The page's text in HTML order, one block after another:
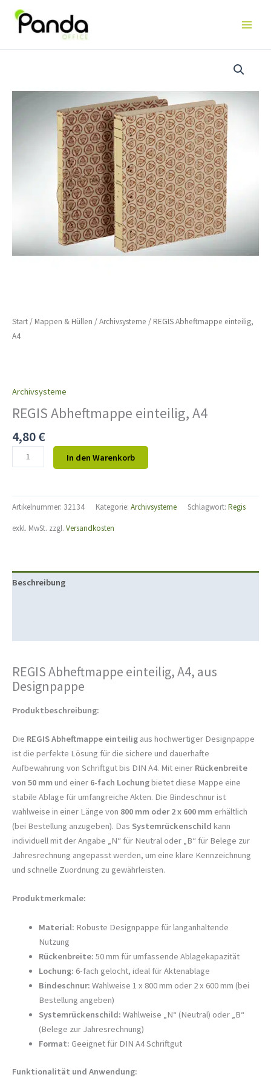
Start / Mappen & Hüllen /Archivsysteme / REGIS Abheftmappe einteilig,
A4
Archivsysteme
REGIS Abheftmappe einteilig, A4
4,80€
In den Warenkorb
Artikelnummer: 32134 Kategorie: Archivsysteme Schlagwort: Regis
exkl. MwSt. zzgl. Versandkosten
Beschreibung
REGIS Abheftmappe einteilig, A4, aus
Designpappe
Produktbeschreibung:
Die REGIS Abheftmappe einteilig aus hochwertiger Designpappe
ist die perfekte Lösung für die sichere und dauerhafte
Aufbewahrung von Schriftgut bis DIN A4. Mit einer Rückenbreite
von 50 mmund einer 6-fach Lochungbietet diese Mappe eine
stabile Ablage für umfangreiche Akten. Die Bindeschnur ist
wahlweise in einer Länge von 800 mm oder 2 x 600 mm erhältlich
(bei Bestellung anzugeben). Das Systemrückenschild kann
individuell mit der Angabe „N“ für Neutral oder „B“ für Belege zur
Jahresrechnung angepasst werden, um eine klare Kennzeichnung
und schnelle Zuordnung zu gewährleisten.
Produktmerkmale:
Material: Robuste Designpappe für langanhaltende
Nutzung
Rückenbreite: 50 mm für umfassende Ablagekapazität
Lochung: 6-fach gelocht, ideal für Aktenablage
Bindeschnur: Wahlweise 1 x 800 mm oder 2 x 600 mm (bei
Bestellung angeben)
Systemrückenschild: Wahlweise „N“ (Neutral) oder „B“
(Belege zur Jahresrechnung)
Format: Geeignet für DIN A4 Schriftgut
Funktionalität und Anwendung: